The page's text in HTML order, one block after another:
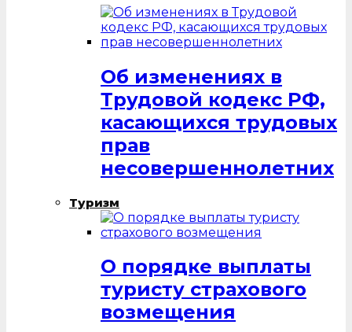
Об изменениях в
Трудовой кодекс РФ,
касающихся трудовых
прав
несовершеннолетних
Туризм
О порядке выплаты
туристу страхового
возмещения